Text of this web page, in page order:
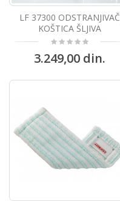
LF 37300 ODSTRANJIVAČ
KOŠTICA ŠLJIVA
3.249,00 din.